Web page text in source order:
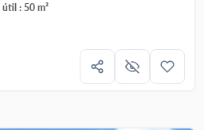
útil : 50 m²